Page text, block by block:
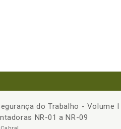
do Trabalho - Volume
NR-01 a NR-09
- +